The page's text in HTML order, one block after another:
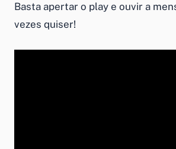
Basta apertar o play e ouvir a
vezes quiser!